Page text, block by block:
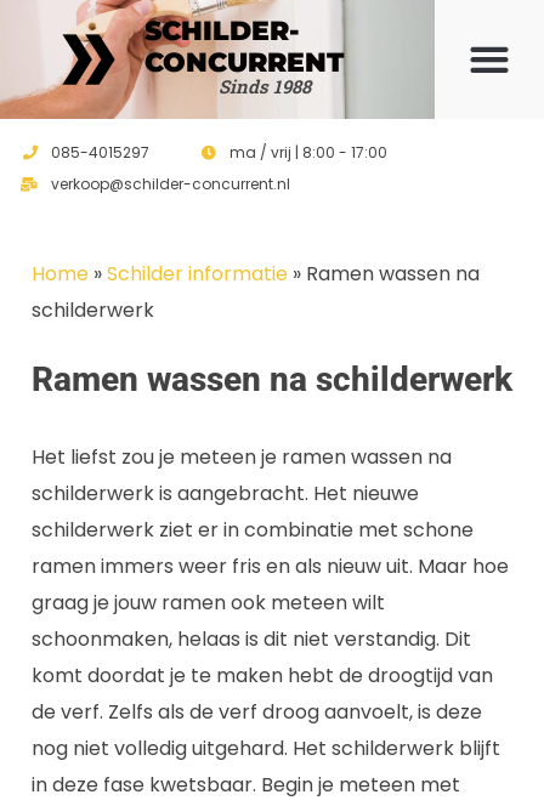
SCHILDER-
CONCURRENT
Sinds 1988
085-4015297
ma / vrij | 8:00 - 17:00
verkoop@schilder-concurrent.nl
Home »Schilder informatie » Ramen wassen na
schilderwerk
Ramen wassen na schilderwerk
Het liefst zou je meteen je ramen wassen na
schilderwerk is aangebracht. Het nieuwe
schilderwerk ziet er in combinatie met schone
ramen immers weer fris en als nieuw uit. Maar hoe
graag je jouw ramen ook meteen wilt
schoonmaken, helaas is dit niet verstandig. Dit
komt doordat je te maken hebt de droogtijd van
de verf. Zelfs als de verf droog aanvoelt, is deze
nog niet volledig uitgehard. Het schilderwerk blijft
in deze fase kwetsbaar. Begin je meteen met